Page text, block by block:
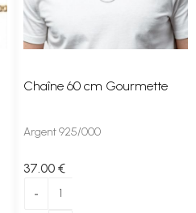
Chaîne 60 cm Gourmette
Argent 925/000
37 .00 €